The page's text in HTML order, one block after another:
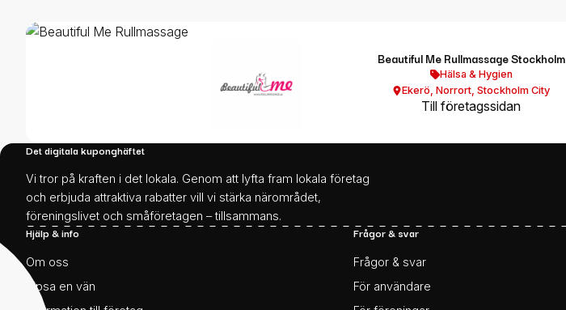
Beautiful Me Rullmassage Stockholm
Hälsa & Hygien
Ekerö ,Norrort ,Stockholm City
Till företagssidan
Det digitala kuponghäftet
Vi tror på kraften i det lokala. Genom att lyfta fram lokala företag
och erbjuda attraktiva rabatter vill vi stärka närområdet,
föreningslivet och småföretagen – tillsammans.
Hjälp & info
Om oss
Tipsa en vän
Frågor & svar
Frågor & svar
För användare